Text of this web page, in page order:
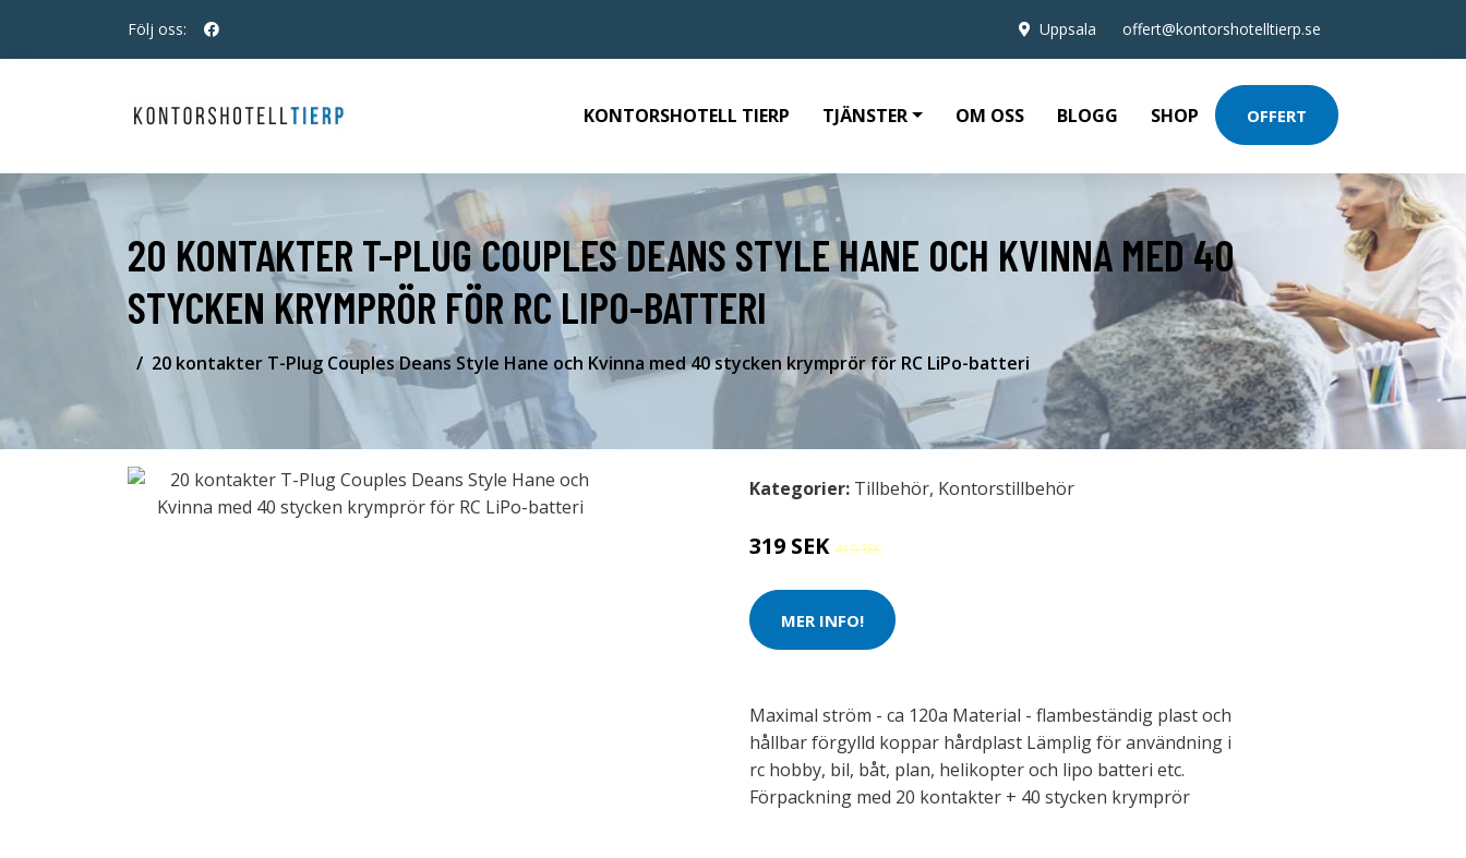
Följ oss: Uppsala offert@kontorshotelltierp.se
KONTORSHOTELL TIERP TJÄNSTER OM OSS BLOGG SHOP OFFERT
20 KONTAKTER T-PLUG COUPLES DEANS STYLE HANE OCH KVINNA MED 40
STYCKEN KRYMPRÖR FÖR RC LIPO-BATTERI
20 kontakter T-Plug Couples Deans Style Hane och Kvinna med 40 stycken krymprör för RC LiPo-batteri
Kategorier: Tillbehör, Kontorstillbehör
319 SEK 419 SEK
MER INFO!
Maximal ström - ca 120a Material - flambeständig plast och
hållbar förgylld koppar hårdplast Lämplig för användning i
rc hobby, bil, båt, plan, helikopter och lipo batteri etc.
Förpackning med 20 kontakter + 40 stycken krymprör